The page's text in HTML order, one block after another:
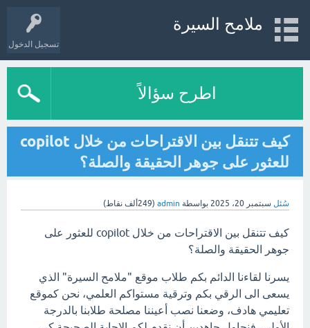
تسجيل الدخول
ملامح السيرة
اطرح سؤالاً
كيف تتنقل بين الاقتراحات من خلال copilot
للعثور على جوهر الحقيقة والصلة؟
سُئل سبتمبر 20، 2025 بواسطة admin
(249ألف نقاط)
كيف تتنقل بين الاقتراحات من خلال copilot للعثور على
جوهر الحقيقة والصلة؟
يسرنا لقاءنا الدائم بكم طلاب موقع "ملامح السيرة" الذي
يسعى الى الرقي بكم وترقية مستواكم العلمي، نحن كموقع
تعليمي هادف، وضعنا نصب أعيننا مصلحة طلابنا بالدرجة